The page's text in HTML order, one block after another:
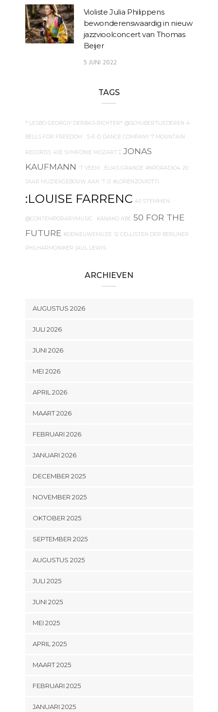
Violiste Julia Philippens
bewonderenswaardig in nieuw
jazzvioolconcert van Thomas
Beijer
5 JUNI 2022
TAGS
* LESBO GEORGIY DERBAS-RICHTER* @SCHUBERTLIEDEREN 4
BELLS FOR FREEDOM . S-E-D DANCE COMPANY 7 MOUNTAIN
RECORDS 40E SYMFONIE MOZART : JONAS
KAUFMANN 'T VEEM . ELIAS GRANDE #NPORADIO4 20
JAAR MUZIEKGEBOUW AAN 'T IJ #LORENZOVIOTTI
:LOUISE FARRENC 40 STEMMEN
@CONTEMPORARYMUSIC . KANAKO ABE 50 FOR THE
FUTURE #DENIEUWEMUZE 12 CELLISTEN DER BERLINER
PHILHARMONIKER {AUL LEWIS
ARCHIEVEN
AUGUSTUS 2026
JULI 2026
JUNI 2026
MEI 2026
APRIL 2026
MAART 2026
FEBRUARI 2026
JANUARI 2026
DECEMBER 2025
NOVEMBER 2025
OKTOBER 2025
SEPTEMBER 2025
AUGUSTUS 2025
JULI 2025
JUNI 2025
MEI 2025
APRIL 2025
MAART 2025
FEBRUARI 2025
JANUARI 2025